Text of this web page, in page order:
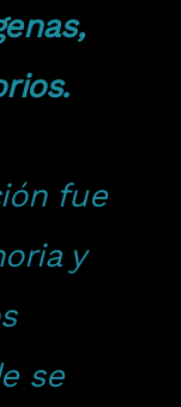
fue
y
se